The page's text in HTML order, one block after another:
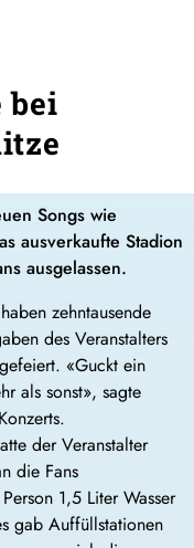
bei
Songs wie
ausverkaufte Stadion
ausgelassen.
zehntausende
des Veranstalters
«Guckt ein
als sonst», sagte
der Veranstalter
die Fans
1,5 Liter Wasser
gab Auffüllstationen